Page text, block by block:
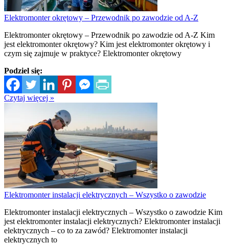
Elektromonter okrętowy – Przewodnik po zawodzie od A-Z
Elektromonter okrętowy – Przewodnik po zawodzie od A-Z Kim
jest elektromonter okrętowy? Kim jest elektromonter okrętowy i
czym się zajmuje w praktyce? Elektromonter okrętowy
Podziel się:
Czytaj więcej »
Elektromonter instalacji elektrycznych – Wszystko o zawodzie
Elektromonter instalacji elektrycznych – Wszystko o zawodzie Kim
jest elektromonter instalacji elektrycznych? Elektromonter instalacji
elektrycznych – co to za zawód? Elektromonter instalacji
elektrycznych to